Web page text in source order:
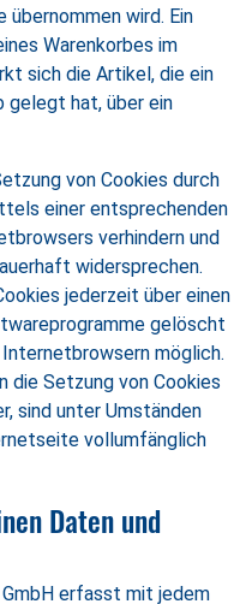
wird. Ein
Warenkorbes im
sich die Artikel, die ein
gelegt hat, über ein
von Cookies durch
einer entsprechenden
verhindern und
widersprechen.
jederzeit über einen
gelöscht
möglich.
Setzung von Cookies
sind unter Umständen
vollumfänglich
Daten und
erfasst mit jedem